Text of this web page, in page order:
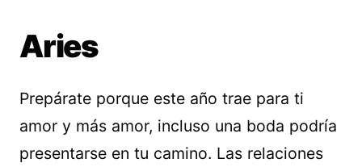
Aries
Prepárate porque este año trae para ti
amor y más amor, incluso una boda podría
presentarse en tu camino. Las relaciones